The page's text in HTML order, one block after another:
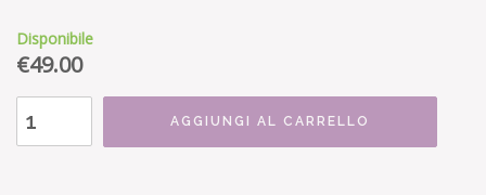
Disponibile
€49.00
AGGIUNGI AL CARRELLO